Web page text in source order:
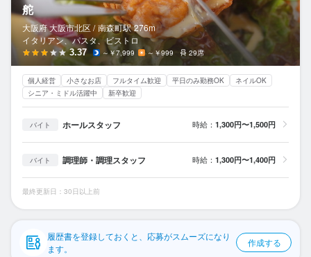
応募履歴
WEB履歴書
スカウト・メルマガ受信設定
プライバシーポリシー
利用規約
企業情報
舵
大阪府 大阪市北区 / 南森町駅 276m
イタリアン、パスタ、ビストロ
3.37 ～￥7,999 ～￥999 29席
個人経営 小さなお店 フルタイム歓迎 平日のみ勤務OK
ネイルOK
シニア・ミドル活躍中
新卒歓迎
バイト ホールスタッフ 時給： 1,300円〜1,500円
バイト 調理師・調理スタッフ 時給： 1,300円〜1,400円
最終更新日：30日以上前
履歴書を登録しておくと、応募がスムーズになり
ます。
作成する